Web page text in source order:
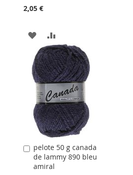
2,05 €
AJOUTER
À
LA
LISTE
D'ACHATS
AU
COMPARATEUR
pelote 50 g canada
de lammy 890 bleu
amiral
Ajouter
au
panier